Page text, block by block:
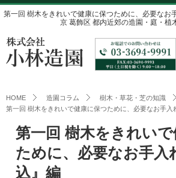
第一回 樹木をきれいで健康に保つために、必要なお
京 葛飾区 都内近郊の造園・庭・植
HOME 造園コラム
樹木・草花・芝の知識
第一回 樹木をきれいで健康に保つために、必要なお手入
第一回 樹木をきれい
ために、必要なお手入
込』編